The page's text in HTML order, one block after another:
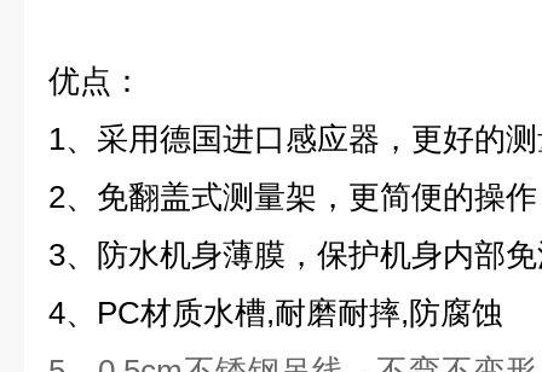
优点：
1、 采用德国进口感应器，更好的
2、 免翻盖式测量架，更简便的操作
3、 防水机身薄膜，保护机身内部
4、 PC材质水槽,耐磨耐摔,防腐蚀